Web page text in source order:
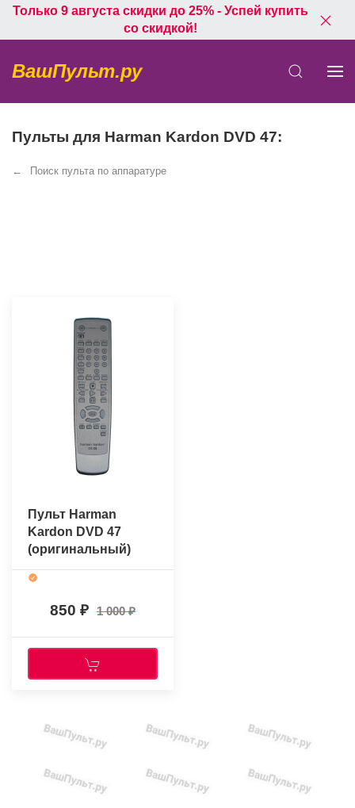
Только 9 августа скидки до 25% - Успей купить
со скидкой!
ВашПульт.ру
Пульты для Harman Kardon DVD 47:
Поиск пульта по аппаратуре
Пульт Harman
Kardon DVD 47
(оригинальный)
850 1 000